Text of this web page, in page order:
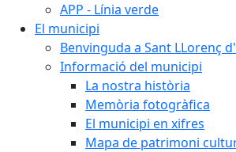
APP - Línia verde
El municipi
Benvinguda a Sant LLorenç
Informació del municipi
La nostra història
Memòria fotogràfica
El municipi en xifres
Mapa de patrimoni